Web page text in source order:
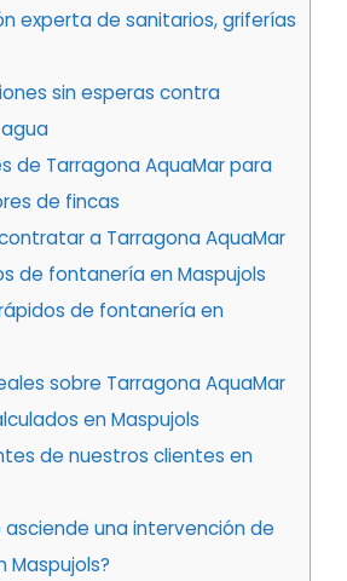
experta de sanitarios, griferías
sin esperas contra
de Tarragona AquaMar para
de fincas
a Tarragona AquaMar
de fontanería en Maspujols
de fontanería en
sobre Tarragona AquaMar
en Maspujols
de nuestros clientes en
asciende una intervención de
Maspujols?